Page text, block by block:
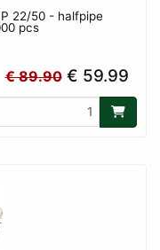
22/50 - halfpipe
pcs
€ 89.90€ 59.99